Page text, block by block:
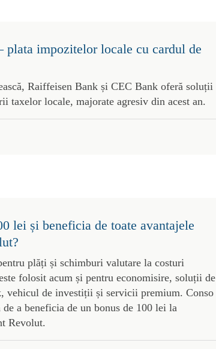
plata impozitelor locale cu cardul de
Raiffeisen Bank și CEC Bank oferă soluții
taxelor locale, majorate agresiv din acest an.
lei și beneficia de toate avantajele
plăți și schimburi valutare la costuri
folosit acum și pentru economisire, soluții de
vehicul de investiții și servicii premium. Conso
a beneficia de un bonus de 100 lei la
Revolut.